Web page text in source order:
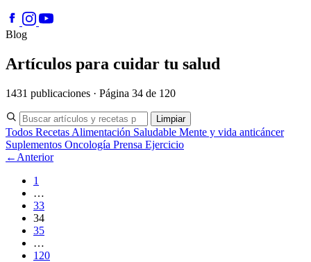
Blog
Artículos para cuidar tu salud
1431 publicaciones · Página 34 de 120
Limpiar
Todos Recetas Alimentación Saludable Mente y vida anticáncer
Suplementos Oncología Prensa Ejercicio
← Anterior
1
…
33
34
35
…
120